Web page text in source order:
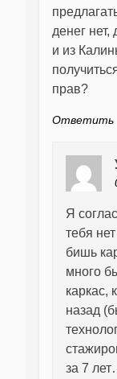
денег
и из
прав?
Ответить
Я
тебя
бишь
много
каркас,
назад
за 7